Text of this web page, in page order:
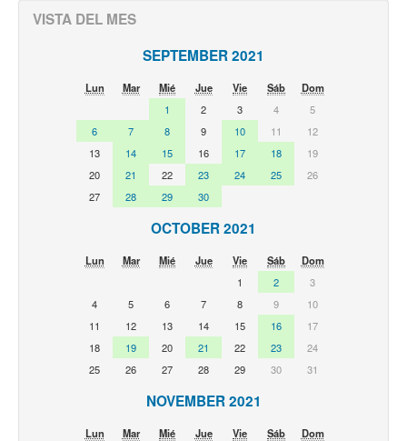
VISTA DEL MES
SEPTEMBER 2021
Lun Mar Mié Jue Vie Sáb
Dom
1
2 3 4
5
6
7 8 9 10 11
12
13
14 15 16 17 18
19
20
21 22 23 24 25
26
27
28 29 30
OCTOBER 2021
Lun Mar Mié Jue Vie Sáb
Dom
1
2
3
4
5 6 7 8 9
10
11
12 13 14 15 16
17
18
19 20 21 22 23
24
25
26 27 28 29 30 31
NOVEMBER 2021
Lun Mar Mié Jue Vie Sáb
Dom